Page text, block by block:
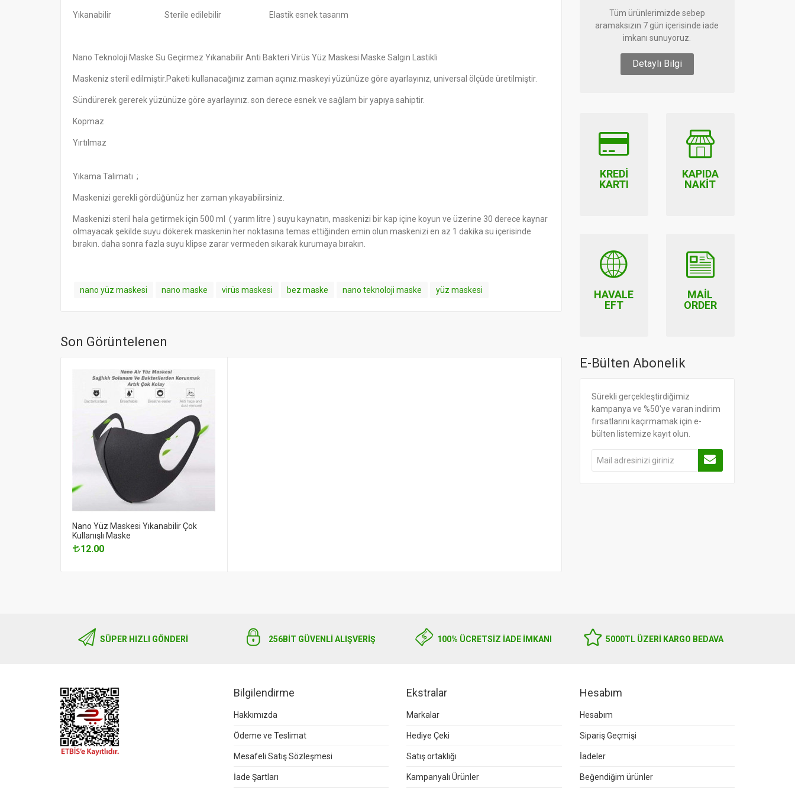
Yıkanabilir Sterile edilebilir Elastik esnek tasarım
Nano Teknoloji Maske Su Geçirmez Yıkanabilir Anti Bakteri Virüs Yüz Maskesi Maske Salgın Lastikli
Maskeniz steril edilmiştir.Paketi kullanacağınız zaman açınız.maskeyi yüzünüze göre ayarlayınız, universal ölçüde üretilmiştir.
Sündürerek gererek yüzünüze göre ayarlayınız. son derece esnek ve sağlam bir yapıya sahiptir.
Kopmaz
Yırtılmaz
Yıkama Talimatı ;
Maskenizi gerekli gördüğünüz her zaman yıkayabilirsiniz.
Maskenizi steril hala getirmek için 500 ml ( yarım litre ) suyu kaynatın, maskenizi bir kap içine koyun ve üzerine 30 derece kaynar
olmayacak şekilde suyu dökerek maskenin her noktasına temas ettiğinden emin olun maskenizi en az 1 dakika su içerisinde
bırakın. daha sonra fazla suyu klipse zarar vermeden sıkarak kurumaya bırakın.
nano yüz maskesi nano maske virüs maskesi bez maske nano teknoloji maske yüz maskesi
Son Görüntelenen
Nano Yüz Maskesi Yıkanabilir Çok
Kullanışlı Maske
12.00
Tüm ürünlerimizde sebep
aramaksızın 7 gün içerisinde iade
imkanı sunuyoruz.
Detaylı Bilgi
KREDI
KARTI
KAPIDA
NAKIT
HAVALE
EFT
MAIL
ORDER
E-Bülten Abonelik
Sürekli gerçekleştirdiğimiz
kampanya ve %50'ye varan indirim
fırsatlarını kaçırmamak için e-
bülten listemize kayıt olun.
SÜPER HIZLI GÖNDERI 256BIT GÜVENLİ ALIŞVERİŞ 100% ÜCRETSİZ İADE İMKANI 5000TL ÜZERI KARGO BEDAVA
Bilgilendirme
Hakkımızda
Ödeme ve Teslimat
Mesafeli Satış Sözleşmesi
İade Şartları
Ekstralar
Markalar
Hediye Çeki
Satış ortaklığı
Kampanyalı Ürünler
Hesabım
Hesabım
Sipariş Geçmişi
İadeler
Beğendiğim ürünler